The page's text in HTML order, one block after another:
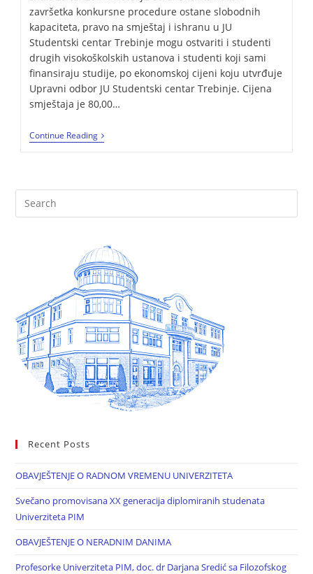
završetka konkursne procedure ostane slobodnih
kapaciteta, pravo na smještaj i ishranu u JU
Studentski centar Trebinje mogu ostvariti i studenti
drugih visokoškolskih ustanova i studenti koji sami
finansiraju studije, po ekonomskoj cijeni koju utvrđuje
Upravni odbor JU Studentski centar Trebinje. Cijena
smještaja je 80,00…
Continue Reading
Recent Posts
OBAVJEŠTENJE O RADNOM VREMENU UNIVERZITETA
Svečano promovisana XX generacija diplomiranih studenata
Univerziteta PIM
OBAVJEŠTENJE O NERADNIM DANIMA
Profesorke Univerziteta PIM, doc. dr Darjana Sredić sa Filozofskog